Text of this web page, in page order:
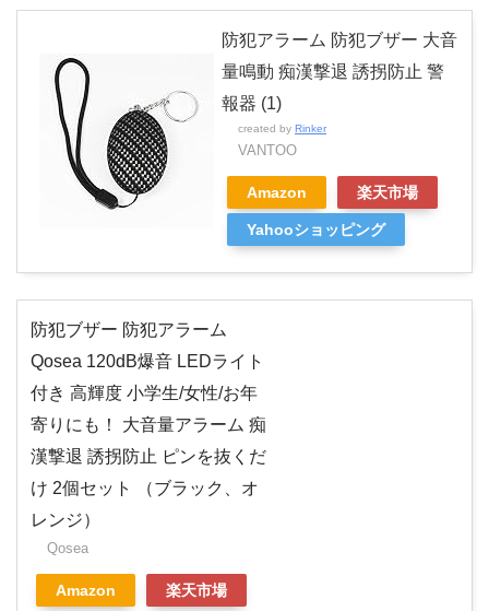
防犯アラーム 防犯ブザー 大音
量鳴動 痴漢撃退 誘拐防止 警
報器 (1)
created by Rinker
VANTOO
Amazon 楽天市場
Yahooショッピング
防犯ブザー 防犯アラーム
Qosea 120dB爆音 LEDライト
付き 高輝度 小学生/女性/お年
寄りにも！ 大音量アラーム 痴
漢撃退 誘拐防止 ピンを抜くだ
け 2個セット （ブラック、オ
レンジ）
Qosea
Amazon 楽天市場